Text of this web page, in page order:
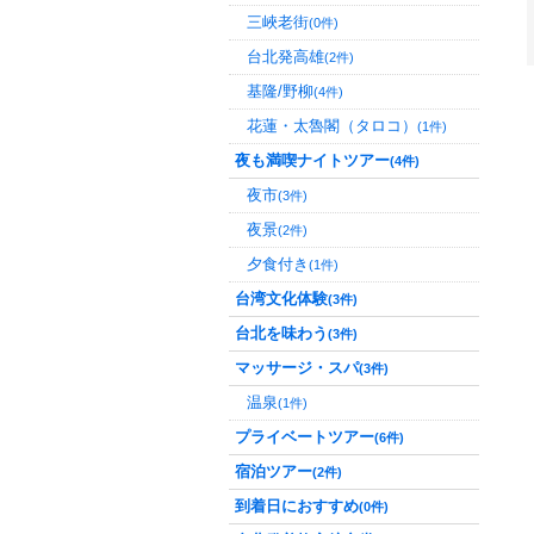
三峽老街(0件)
台北発高雄(2件)
基隆/野柳(4件)
花蓮・太魯閣（タロコ） (1件)
夜も満喫ナイトツアー(4件)
夜市(3件)
夜景(2件)
夕食付き (1件)
台湾文化体験(3件)
台北を味わう (3件)
マッサージ・スパ(3件)
温泉(1件)
プライベートツアー(6件)
宿泊ツアー(2件)
到着日におすすめ(0件)